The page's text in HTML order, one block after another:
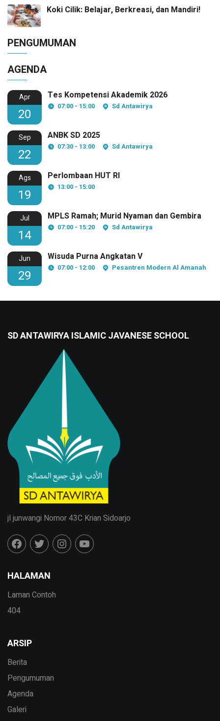
Koki Cilik: Belajar, Berkreasi, dan Mandiri!
PENGUMUMAN
AGENDA
Apr
20
Tes Kompetensi Akademik 2026
07:00 - 15:00 Sd Antawirya
Sep
22
ANBK SD 2025
07:30 - 13:00 Sd Antawirya
Ags
19
Perlombaan HUT RI
13:00 - 15:00
Jul
14
MPLS Ramah; Murid Nyaman dan Gembira
07:00 - 15:20 Sd Antawirya
Jun
29
Wisuda Purna Angkatan V
07:00 - 12:00 Pesantren Modern Al Amanah
SD ANTAWIRYA ISLAMIC JAVANESE SCHOOL
jl junwangi Nomor 43C Krian Sidoarjo
HALAMAN
Laman Contoh
404
ARSIP
Berita
Pengumuman
Agenda
Galeri